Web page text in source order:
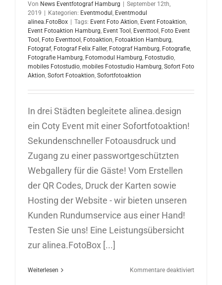
Von News Eventfotograf Hamburg
September 12th,
2019
Kategorien: Eventmodul , Eventmodul
alinea.FotoBox
Tags: Event Foto Aktion, Event Fotoaktion,
Event Fotoaktion Hamburg, Event Tool , Eventtool , Foto Event
Tool , Foto Eventtool , Fotoaktion, Fotoaktion Hamburg,
Fotograf, Fotograf Felix Faller, Fotograf Hamburg, Fotografie,
Fotografie Hamburg, Fotomodul Hamburg, Fotostudio,
mobiles Fotostudio, mobiles Fotostudio Hamburg, Sofort Foto
Aktion, Sofort Fotoaktion, Sofortfotoaktion
In drei Städten begleitete alinea.design
ein Coty Event mit einer Sofortfotoaktion!
Sekundenschneller Fotoausdruck und
Zugang zu einer passwortgeschützten
Webgallery für die Gäste! Vom Erstellen
der QR Codes, Druck der Karten sowie
Hosting der Website - wir bieten unseren
Kunden Rundumservice aus einer Hand!
Testen Sie uns! Eine Leistungsübersicht
zur alinea.FotoBox [...]
Weiterlesen Kommentare deaktiviertfür